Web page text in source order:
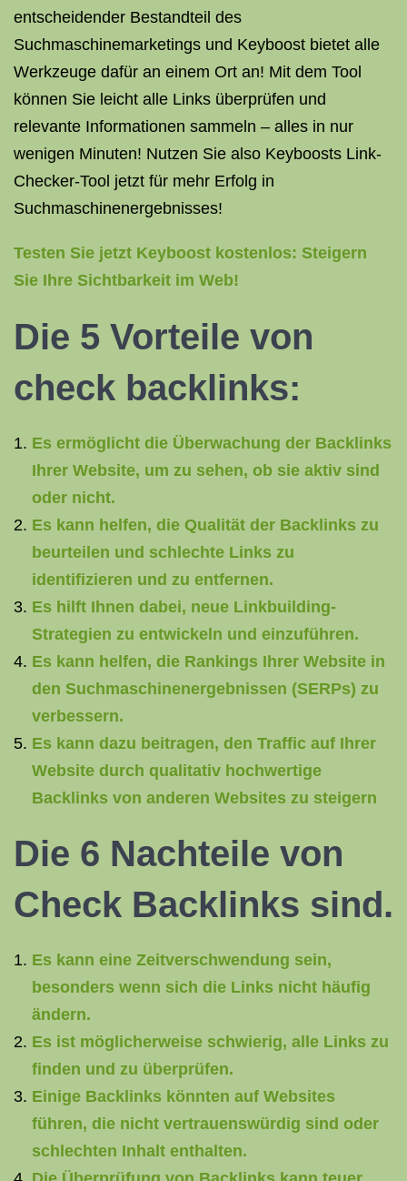
entscheidender Bestandteil des
Suchmaschinemarketings und Keyboost bietet alle
Werkzeuge dafür an einem Ort an! Mit dem Tool
können Sie leicht alle Links überprüfen und
relevante Informationen sammeln – alles in nur
wenigen Minuten! Nutzen Sie also Keyboosts Link-
Checker-Tool jetzt für mehr Erfolg in
Suchmaschinenergebnisses!
Testen Sie jetzt Keyboost kostenlos: Steigern
Sie Ihre Sichtbarkeit im Web!
Die 5 Vorteile von
check backlinks:
Es ermöglicht die Überwachung der Backlinks
Ihrer Website, um zu sehen, ob sie aktiv sind
oder nicht.
Es kann helfen, die Qualität der Backlinks zu
beurteilen und schlechte Links zu
identifizieren und zu entfernen.
Es hilft Ihnen dabei, neue Linkbuilding-
Strategien zu entwickeln und einzuführen.
Es kann helfen, die Rankings Ihrer Website in
den Suchmaschinenergebnissen (SERPs) zu
verbessern.
Es kann dazu beitragen, den Traffic auf Ihrer
Website durch qualitativ hochwertige
Backlinks von anderen Websites zu steigern
Die 6 Nachteile von
Check Backlinks sind.
Es kann eine Zeitverschwendung sein,
besonders wenn sich die Links nicht häufig
ändern.
Es ist möglicherweise schwierig, alle Links zu
finden und zu überprüfen.
Einige Backlinks könnten auf Websites
führen, die nicht vertrauenswürdig sind oder
schlechten Inhalt enthalten.